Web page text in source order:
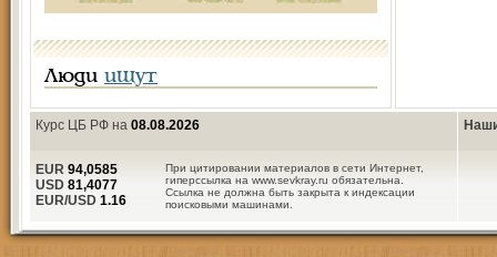
Люди ищут
Курс ЦБ РФ на 08.08.2026
При цитировании материалов в сети Интернет,
гиперссылка на www.sevkray.ru обязательна.
Ссылка не должна быть закрыта к индексации
поисковыми машинами.
EUR 94,0585
USD 81,4077
EUR/USD 1.16